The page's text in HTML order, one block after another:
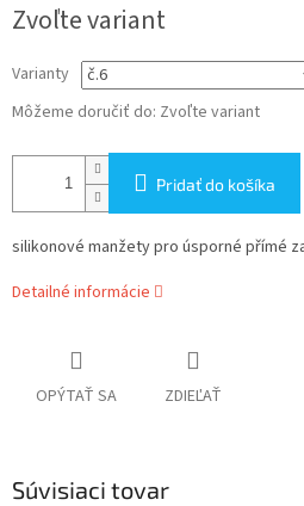
cena:
Zvoľte variant
Varianty
Môžeme doručiť do: Zvoľte variant
Pridať do košíka
silikonové manžetypro úsporné přímé
Detailné informácie
OPÝTAŤ SA ZDIEĽAŤ
Súvisiaci tovar